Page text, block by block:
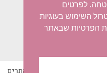
בניית אתרים
לפרטים
השימוש בעוגיות
הפרטיות שבאתר